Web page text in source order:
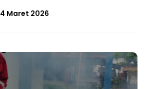
4 Maret 2026